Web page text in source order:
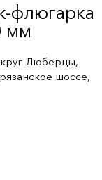
флюгарка
мм
Люберцы,
шоссе,